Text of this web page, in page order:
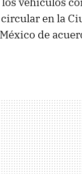
en la
de